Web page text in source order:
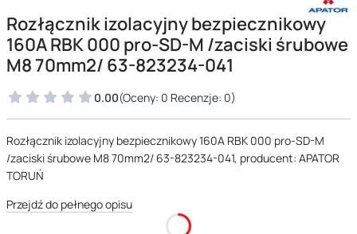
Rozłącznik izolacyjny bezpiecznikowy
160A RBK 000 pro-SD-M /zaciski śrubowe
M8 70mm2/ 63-823234-041
0.00(Oceny: 0 Recenzje: 0)
Rozłącznik izolacyjny bezpiecznikowy 160A RBK 000 pro-SD-M
/zaciski śrubowe M8 70mm2/ 63-823234-041, producent: APATOR
TORUŃ
Przejdź do pełnego opisu